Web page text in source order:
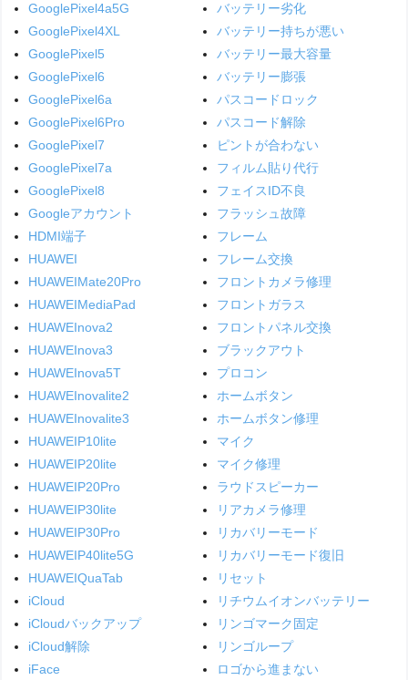
GooglePixel4a5G
GooglePixel4XL
GooglePixel5
GooglePixel6
GooglePixel6a
GooglePixel6Pro
GooglePixel7
GooglePixel7a
GooglePixel8
Googleアカウント
HDMI端子
HUAWEI
HUAWEIMate20Pro
HUAWEIMediaPad
HUAWEInova2
HUAWEInova3
HUAWEInova5T
HUAWEInovalite2
HUAWEInovalite3
HUAWEIP10lite
HUAWEIP20lite
HUAWEIP20Pro
HUAWEIP30lite
HUAWEIP30Pro
HUAWEIP40lite5G
HUAWEIQuaTab
iCloud
iCloudバックアップ
iCloud解除
iFace
バッテリー劣化
バッテリー持ちが悪い
バッテリー最大容量
バッテリー膨張
パスコードロック
パスコード解除
ピントが合わない
フィルム貼り代行
フェイスID不良
フラッシュ故障
フレーム
フレーム交換
フロントカメラ修理
フロントガラス
フロントパネル交換
ブラックアウト
プロコン
ホームボタン
ホームボタン修理
マイク
マイク修理
ラウドスピーカー
リアカメラ修理
リカバリーモード
リカバリーモード復旧
リセット
リチウムイオンバッテリー
リンゴマーク固定
リンゴループ
ロゴから進まない